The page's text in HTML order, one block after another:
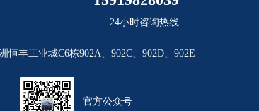
24小时咨询热线
恒丰工业城C6栋902A、902C、902D、902E
官方公众号